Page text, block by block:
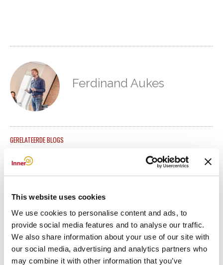
This website uses cookies
We use cookies to personalise content and ads, to
provide social media features and to analyse our traffic.
We also share information about your use of our site with
our social media, advertising and analytics partners who
may combine it with other information that you’ve
Ferdinand Aukes
GERELATEERDE BLOGS